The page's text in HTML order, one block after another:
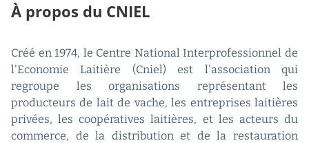
À propos du CNIEL
Créé en 1974, le Centre National Interprofessionnel de
l'Economie Laitière (Cniel) est l'association qui
regroupe les organisations représentant les
producteurs de lait de vache, les entreprises laitières
privées, les coopératives laitières, et les acteurs du
commerce, de la distribution et de la restauration